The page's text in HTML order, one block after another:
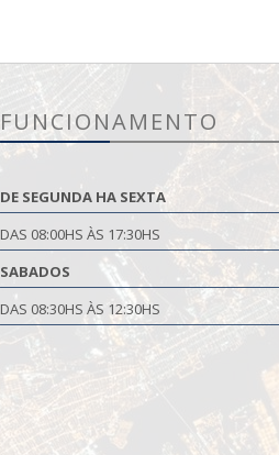
FUNCIONAMENTO
DE SEGUNDA HA SEXTA
DAS 08:00HS ÀS 17:30HS
SABADOS
DAS 08:30HS ÀS 12:30HS